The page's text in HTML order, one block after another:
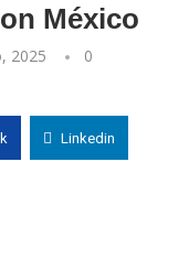
México
2025
0
Linkedin